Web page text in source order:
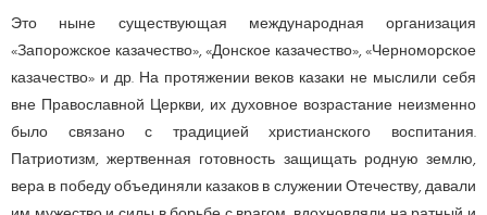
Это ныне существующая международная организация
«Запорожское казачество», «Донское казачество», «Черноморское
казачество» и др. На протяжении веков казаки не мыслили себя
вне Православной Церкви, их духовное возрастание неизменно
было связано с традицией христианского воспитания.
Патриотизм, жертвенная готовность защищать родную землю,
вера в победу объединяли казаков в служении Отечеству, давали